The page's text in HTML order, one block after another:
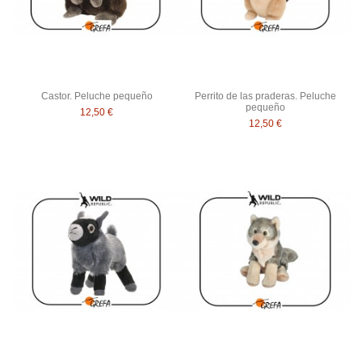
Castor. Peluche pequeño
12,50 €
Perrito de las praderas. Peluche
pequeño
12,50 €